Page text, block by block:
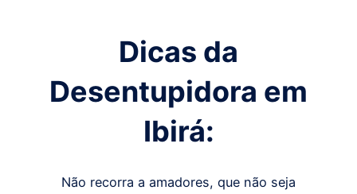
Dicas da
Desentupidora em
Ibirá:
Não recorra a amadores, que não seja